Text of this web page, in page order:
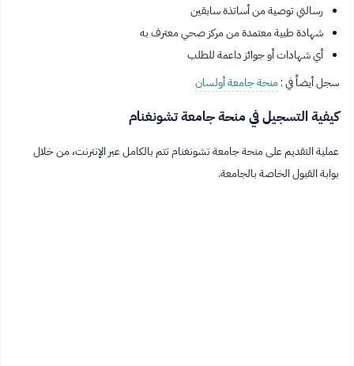
رسالتي توصية من أساتذة سابقين
شهادة طبية معتمدة من مركز صحي معترف به
أي شهادات أو جوائز داعمة للطلب
سجل أيضاً في :منحة جامعة أولسان
كيفية التسجيل في منحة جامعة تشونغنام
عملية التقديم على منحة جامعة تشونغنام تتم بالكامل عبر الإنترنت، من خلال
بوابة القبول الخاصة بالجامعة.